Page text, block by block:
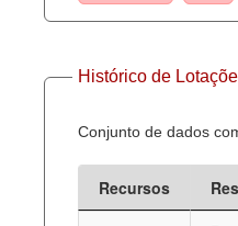
Perguntas frequentes
ContatoHistórico de
Conjunto de dados
Recursos